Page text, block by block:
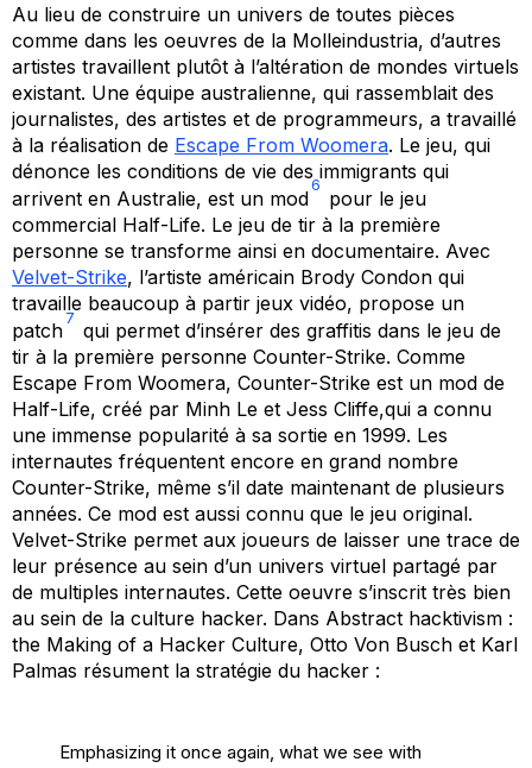
Au lieu de construire un univers de toutes pièces
comme dans les oeuvres de la Molleindustria, d’autres
artistes travaillent plutôt à l’altération de mondes virtuels
existant. Une équipe australienne, qui rassemblait des
journalistes, des artistes et de programmeurs, a travaillé
à la réalisation de Escape From Woomera. Le jeu, qui
dénonce les conditions de vie des immigrants qui
arrivent en Australie, est un mod
6
pour le jeu
commercial Half-Life. Le jeu de tir à la première
personne se transforme ainsi en documentaire. Avec
Velvet-Strike, l’artiste américain Brody Condon qui
travaille beaucoup à partir jeux vidéo, propose un
patch
7
qui permet d’insérer des graffitis dans le jeu de
tir à la première personne Counter-Strike. Comme
Escape From Woomera, Counter-Strike est un mod de
Half-Life, créé par Minh Le et Jess Cliffe,qui a connu
une immense popularité à sa sortie en 1999. Les
internautes fréquentent encore en grand nombre
Counter-Strike, même s’il date maintenant de plusieurs
années. Ce mod est aussi connu que le jeu original.
Velvet-Strike permet aux joueurs de laisser une trace de
leur présence au sein d’un univers virtuel partagé par
de multiples internautes. Cette oeuvre s’inscrit très bien
au sein de la culture hacker. Dans Abstract hacktivism :
the Making of a Hacker Culture, Otto Von Busch et Karl
Palmas résument la stratégie du hacker :
Emphasizing it once again, what we see with